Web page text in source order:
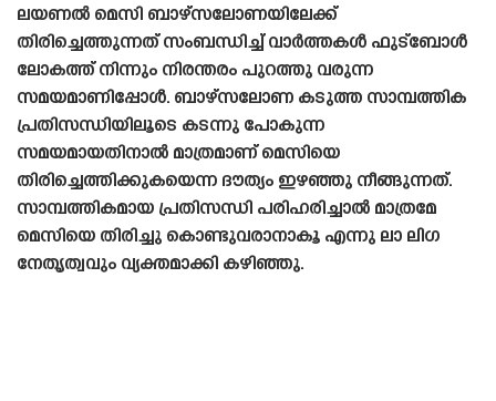
ലയണൽ മെസി ബാഴ്‌സലോണയിലേക്ക്
തിരിച്ചെത്തുന്നത് സംബന്ധിച്ച് വാർത്തകൾ ഫുട്ബോൾ
ലോകത്ത് നിന്നും നിരന്തരം പുറത്തു വരുന്ന
സമയമാണിപ്പോൾ. ബാഴ്‌സലോണ കടുത്ത സാമ്പത്തിക
പ്രതിസന്ധിയിലൂടെ കടന്നു പോകുന്ന
സമയമായതിനാൽ മാത്രമാണ് മെസിയെ
തിരിച്ചെത്തിക്കുകയെന്ന ദൗത്യം ഇഴഞ്ഞു നീങ്ങുന്നത്.
സാമ്പത്തികമായ പ്രതിസന്ധി പരിഹരിച്ചാൽ മാത്രമേ
മെസിയെ തിരിച്ചു കൊണ്ടുവരാനാകൂ എന്നു ലാ ലിഗ
നേതൃത്വവും വ്യക്തമാക്കി കഴിഞ്ഞു.